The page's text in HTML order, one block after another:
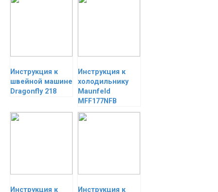
Инструкция к
швейной машине
Dragonfly 218
Инструкция к
холодильнику
Maunfeld
MFF177NFB
Инструкция к
Инструкция к